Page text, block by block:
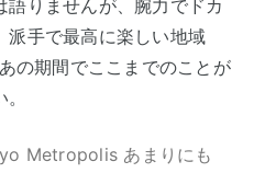
りませんが、腕力でドカ
派手で最高に楽しい地域
の期間でここまでのことが
Metropolis あまりにも